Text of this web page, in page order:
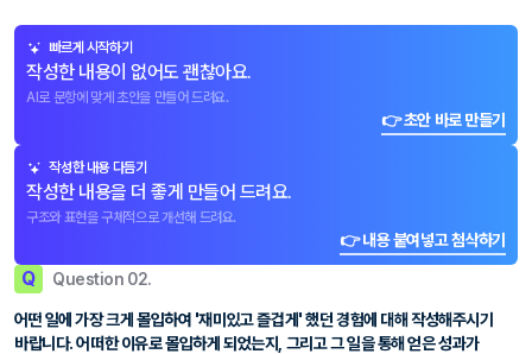
빠르게 시작하기
작성한 내용이 없어도 괜찮아요.
AI로 문항에 맞게 초안을 만들어 드려요.
👉 초안 바로 만들기
작성한 내용 다듬기
작성한 내용을 더 좋게 만들어 드려요.
구조와 표현을 구체적으로 개선해 드려요.
👉 내용 붙여넣고 첨삭하기
Q Question 02.
어떤 일에 가장 크게 몰입하여 '재미있고 즐겁게' 했던 경험에 대해 작성해주시기
바랍니다. 어떠한 이유로 몰입하게 되었는지, 그리고 그 일을 통해 얻은 성과가